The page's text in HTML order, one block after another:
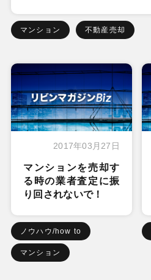
マンション 不動産売却
2017年03月27日
マンションを売却す
る時の業者査定に振
り回されないで！
ノウハウ/how to
マンション